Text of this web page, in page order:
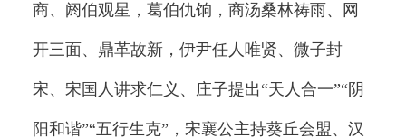
商、阏伯观星，葛伯仇饷，商汤桑林祷雨、网
开三面、鼎革故新，伊尹任人唯贤、微子封
宋、宋国人讲求仁义、庄子提出“天人合一”“阴
阳和谐”“五行生克”，宋襄公主持葵丘会盟、汉